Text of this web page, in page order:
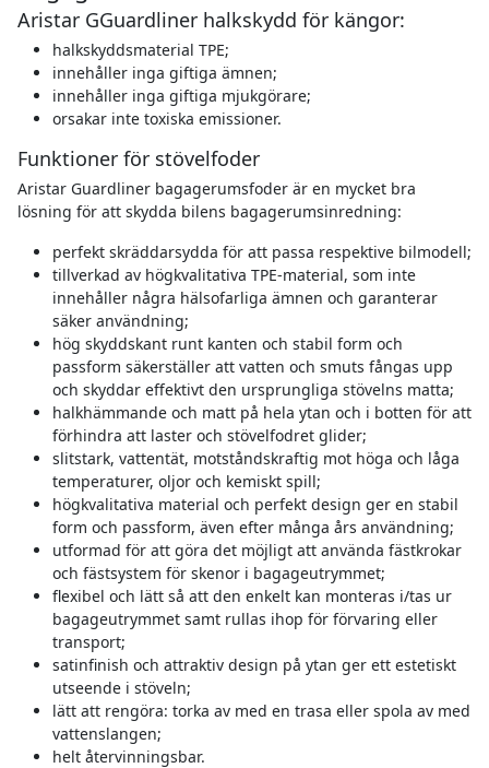
Aristar GGuardliner halkskydd för kängor:
halkskyddsmaterial TPE;
innehåller inga giftiga ämnen;
innehåller inga giftiga mjukgörare;
orsakar inte toxiska emissioner.
Funktioner för stövelfoder
Aristar Guardliner bagagerumsfoder är en mycket bra
lösning för att skydda bilens bagagerumsinredning:
perfekt skräddarsydda för att passa respektive bilmodell;
tillverkad av högkvalitativa TPE-material, som inte
innehåller några hälsofarliga ämnen och garanterar
säker användning;
hög skyddskant runt kanten och stabil form och
passform säkerställer att vatten och smuts fångas upp
och skyddar effektivt den ursprungliga stövelns matta;
halkhämmande och matt på hela ytan och i botten för att
förhindra att laster och stövelfodret glider;
slitstark, vattentät, motståndskraftig mot höga och låga
temperaturer, oljor och kemiskt spill;
högkvalitativa material och perfekt design ger en stabil
form och passform, även efter många års användning;
utformad för att göra det möjligt att använda fästkrokar
och fästsystem för skenor i bagageutrymmet;
flexibel och lätt så att den enkelt kan monteras i/tas ur
bagageutrymmet samt rullas ihop för förvaring eller
transport;
satinfinish och attraktiv design på ytan ger ett estetiskt
utseende i stöveln;
lätt att rengöra: torka av med en trasa eller spola av med
vattenslangen;
helt återvinningsbar.